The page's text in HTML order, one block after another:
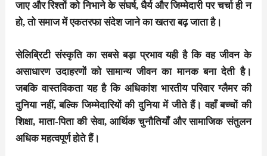
जाए और रिश्तों को निभाने के संघर्ष, धैर्य और जिम्मेदारी पर चर्चा ही न
हो, तो समाज में एकतरफा संदेश जाने का खतरा बढ़ जाता है।
सेलिब्रिटी संस्कृति का सबसे बड़ा प्रभाव यही है कि वह जीवन के
असाधारण उदाहरणों को सामान्य जीवन का मानक बना देती है।
जबकि वास्तविकता यह है कि अधिकांश भारतीय परिवार ग्लैमर की
दुनिया नहीं, बल्कि जिम्मेदारियों की दुनिया में जीते हैं। वहाँ बच्चों की
शिक्षा, माता-पिता की सेवा, आर्थिक चुनौतियाँ और सामाजिक संतुलन
अधिक महत्वपूर्ण होते हैं।